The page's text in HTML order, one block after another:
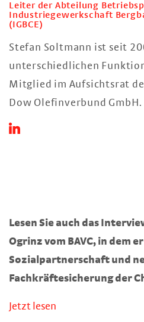
Leiter der Abteilung
Industriegewerkschaft
(IGBCE)
Stefan Soltmann ist seit
unterschiedlichen
Mitglied im Aufsichtsrat
Dow Olefinverbund GmbH.
Lesen Sie auch das
Ogrinz vom BAVC, in dem
Sozialpartnerschaft und
Fachkräftesicherung der
Jetzt lesen